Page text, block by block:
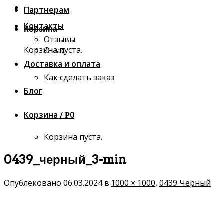
Корзина
Корзина пуста.
Партнерам
Контакты
Отзывы
О нас
Доставка и оплата
Как сделать заказ
Блог
Корзина / Р0
Корзина пуста.
0439_черный_3-min
Опублековано 06.03.2024в 1000 × 1000, 0439 Черный